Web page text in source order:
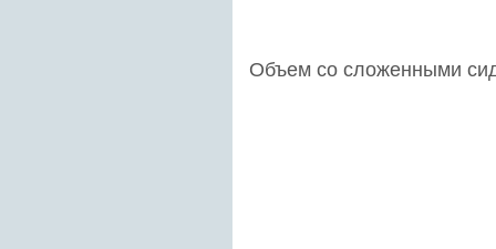
Объем со сложенными